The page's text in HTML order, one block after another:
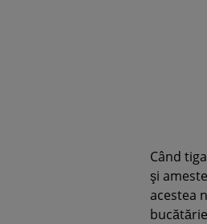
Când
şi
acestea